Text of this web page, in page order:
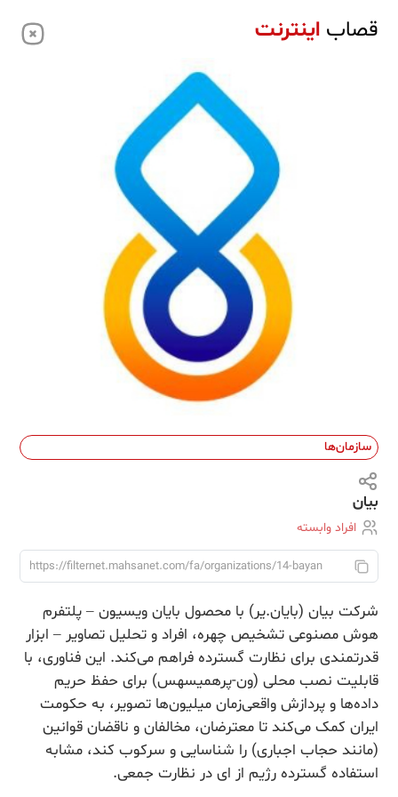
قصاب اینترنت
سازمان‌ها
بیان
افراد وابسته
شرکت بیان (بایان.یر) با محصول بایان ویسیون – پلتفرم
هوش مصنوعی تشخیص چهره، افراد و تحلیل تصاویر – ابزار
قدرتمندی برای نظارت گسترده فراهم می‌کند. این فناوری، با
قابلیت نصب محلی (ون-پرهمیسهس) برای حفظ حریم
داده‌ها و پردازش واقعی‌زمان میلیون‌ها تصویر، به حکومت
ایران کمک می‌کند تا معترضان، مخالفان و ناقضان قوانین
(مانند حجاب اجباری) را شناسایی و سرکوب کند، مشابه
استفاده گسترده رژیم از ای در نظارت جمعی.